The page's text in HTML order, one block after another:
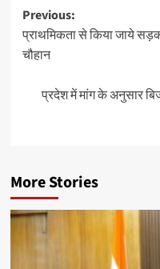
Post
navigation
Previous:
प्राथमिकता से किया जाये
चौहान
प्रदेश में मांग के अनुसार
More Stories